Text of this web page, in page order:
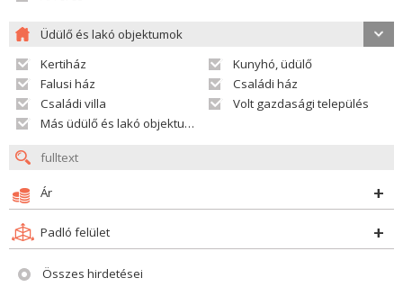
Üdülő és lakó objektumok
Kertiház
Kunyhó, üdülő
Falusi ház
Családi ház
Családi villa
Volt gazdasági település
Más üdülő és lakó objektumok
Ár
Padló felület
Összes hirdetései